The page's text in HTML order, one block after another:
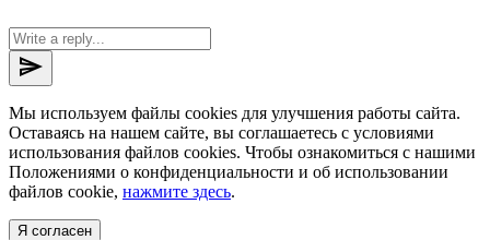
send
Мы используем файлы cookies для улучшения работы сайта.
Оставаясь на нашем сайте, вы соглашаетесь с условиями
использования файлов cookies. Чтобы ознакомиться с нашими
Положениями о конфиденциальности и об использовании
файлов cookie, нажмите здесь.
Я согласен